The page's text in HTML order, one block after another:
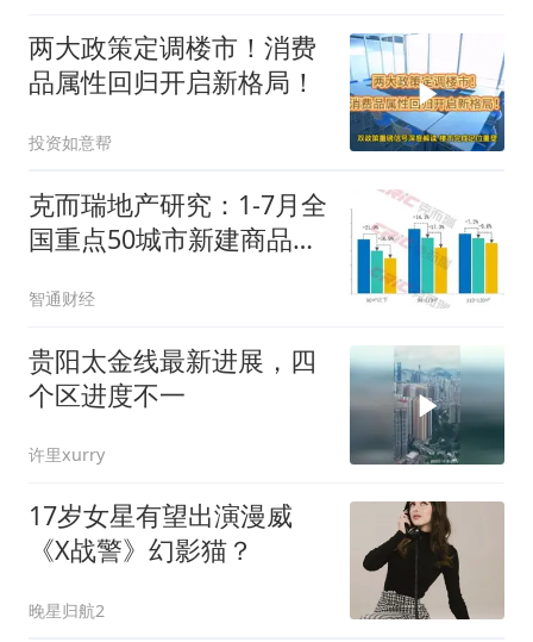
两大政策定调楼市！消费
品属性回归开启新格局！
投资如意帮
克而瑞地产研究：1-7月全
国重点50城市新建商品住
10.9% 市场总量延续筑底
智通财经
贵阳太金线最新进展，四
个区进度不一
许里xurry
17岁女星有望出演漫威
《X战警》幻影猫？
晚星归航2